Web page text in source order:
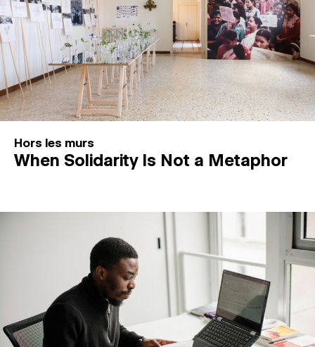
Hors les murs
When Solidarity Is Not a Metaphor